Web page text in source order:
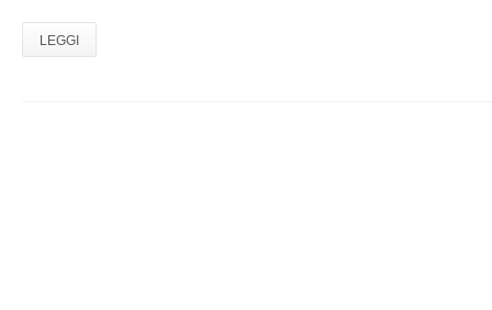
LEGGI